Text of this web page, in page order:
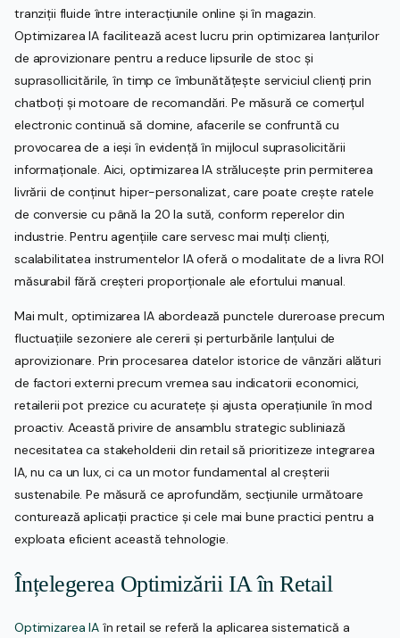
tranziții fluide între interacțiunile online și în magazin.
Optimizarea IA facilitează acest lucru prin optimizarea lanțurilor
de aprovizionare pentru a reduce lipsurile de stoc și
suprasollicitările, în timp ce îmbunătățește serviciul clienți prin
chatboți și motoare de recomandări. Pe măsură ce comerțul
electronic continuă să domine, afacerile se confruntă cu
provocarea de a ieși în evidență în mijlocul suprasolicitării
informaționale. Aici, optimizarea IA strălucește prin permiterea
livrării de conținut hiper-personalizat, care poate crește ratele
de conversie cu până la 20 la sută, conform reperelor din
industrie. Pentru agențiile care servesc mai mulți clienți,
scalabilitatea instrumentelor IA oferă o modalitate de a livra ROI
măsurabil fără creșteri proporționale ale efortului manual.
Mai mult, optimizarea IA abordează punctele dureroase precum
fluctuațiile sezoniere ale cererii și perturbările lanțului de
aprovizionare. Prin procesarea datelor istorice de vânzări alături
de factori externi precum vremea sau indicatorii economici,
retailerii pot prezice cu acuratețe și ajusta operațiunile în mod
proactiv. Această privire de ansamblu strategic subliniază
necesitatea ca stakeholderii din retail să prioritizeze integrarea
IA, nu ca un lux, ci ca un motor fundamental al creșterii
sustenabile. Pe măsură ce aprofundăm, secțiunile următoare
conturează aplicații practice și cele mai bune practici pentru a
exploata eficient această tehnologie.
Înțelegerea Optimizării IA în Retail
Optimizarea IA în retail se referă la aplicarea sistematică a